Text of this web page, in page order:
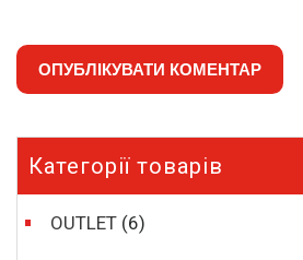
Категорії товарів
OUTLET (6)